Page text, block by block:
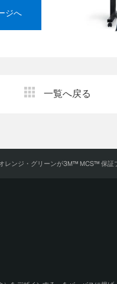
ジへ
一覧へ戻る
レンジ・グリーンが3M™ MCS™ 保